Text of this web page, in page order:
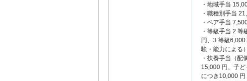
・地域手当
・職種別手当
・ベア手当
・等級手当 2 等
円、3 等級6,000
験・能力による）
・扶養手当（配
15,000 円、子ど
につき10,000 円